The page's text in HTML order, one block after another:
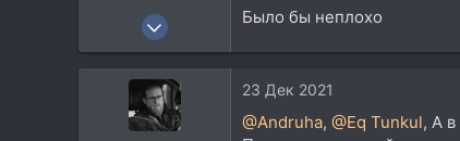
9 Янв 2012
Было бы неплохо
23 Дек 2021
@Andruha, @Eq Tunkul, А